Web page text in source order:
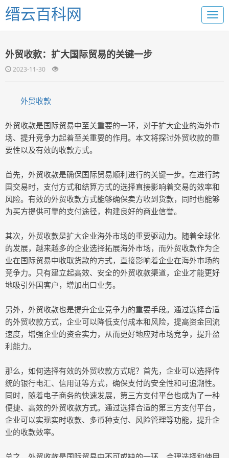
缙云百科网
外贸收款：扩大国际贸易的关键一步
2023-11-30
外贸收款
外贸收款是国际贸易中至关重要的一环，对于扩大企业的海外市
场、提升竞争力起着至关重要的作用。本文将探讨外贸收款的重
要性以及有效的收款方式。
首先，外贸收款是确保国际贸易顺利进行的关键一步。在进行跨
国交易时，支付方式和结算方式的选择直接影响着交易的效率和
风险。有效的外贸收款方式能够确保卖方收到货款，同时也能够
为买方提供可靠的支付途径，构建良好的商业信誉。
其次，外贸收款是扩大企业海外市场的重要驱动力。随着全球化
的发展，越来越多的企业选择拓展海外市场，而外贸收款作为企
业在国际贸易中收取货款的方式，直接影响着企业在海外市场的
竞争力。只有建立起高效、安全的外贸收款渠道，企业才能更好
地吸引外国客户，增加出口业务。
另外，外贸收款也是提升企业竞争力的重要手段。通过选择合适
的外贸收款方式，企业可以降低支付成本和风险，提高资金回流
速度，增强企业的资金实力，从而更好地应对市场竞争，提升盈
利能力。
那么，如何选择有效的外贸收款方式呢？首先，企业可以选择传
统的银行电汇、信用证等方式，确保支付的安全性和可追溯性。
同时，随着电子商务的快速发展，第三方支付平台也成为了一种
便捷、高效的外贸收款方式。通过选择合适的第三方支付平台，
企业可以实现实时收款、多币种支付、风险管理等功能，提升企
业的收款效率。